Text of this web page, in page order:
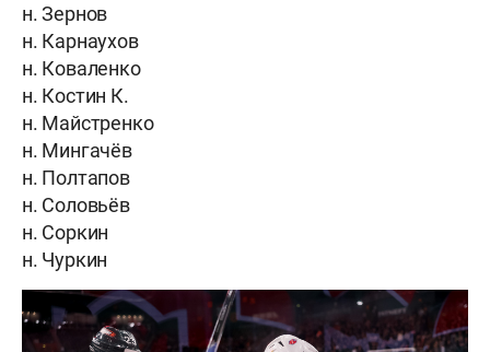
н. Зернов
н. Карнаухов
н. Коваленко
н. Костин К.
н. Майстренко
н. Мингачёв
н. Полтапов
н. Соловьёв
н. Соркин
н. Чуркин